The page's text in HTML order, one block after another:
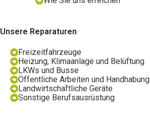
Unsere Reparaturen
Freizeitfahrzeuge
Heizung, Klimaanlage und Belüftung
LKWs und Busse
Öffentliche Arbeiten und Handhabung
Landwirtschaftliche Geräte
Sonstige Berufsausrüstung